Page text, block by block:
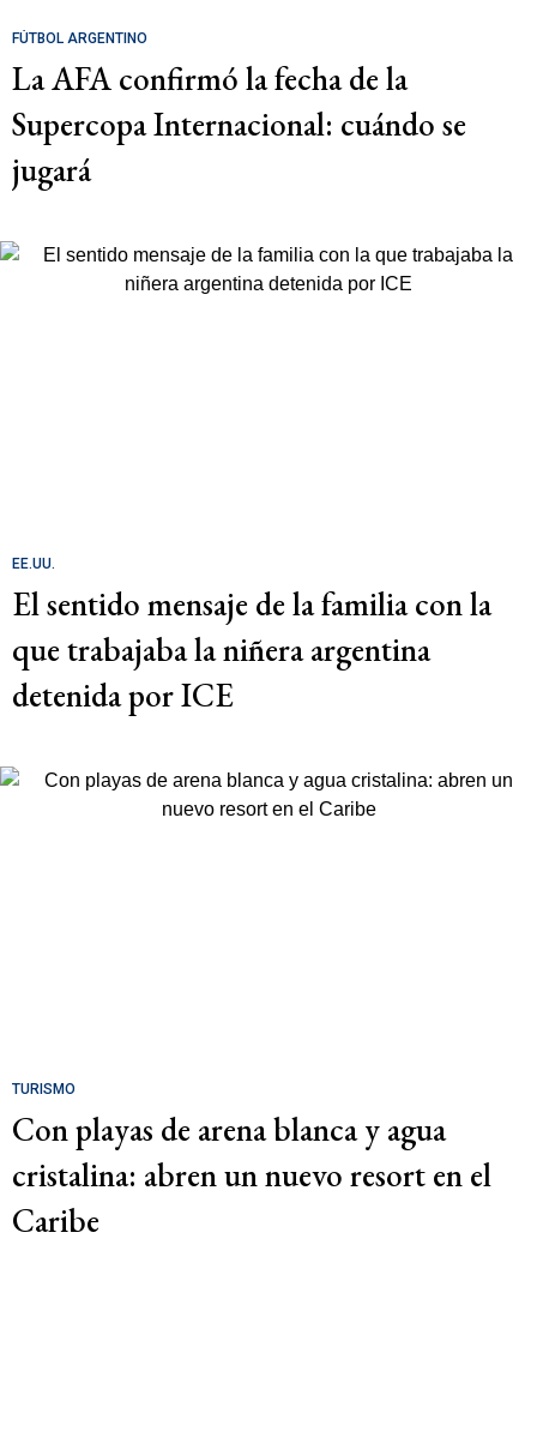
FÚTBOL ARGENTINO
La AFA confirmó la fecha de la
Supercopa Internacional: cuándo se
jugará
EE.UU.
El sentido mensaje de la familia con la
que trabajaba la niñera argentina
detenida por ICE
TURISMO
Con playas de arena blanca y agua
cristalina: abren un nuevo resort en el
Caribe